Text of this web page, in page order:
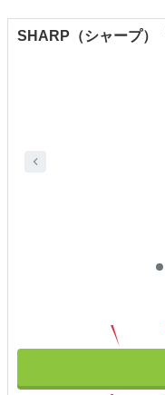
SHARP（シャープ）